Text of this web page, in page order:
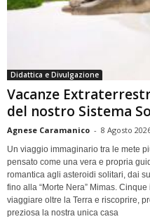
Didattica e Divulgazione
Vacanze
del nostro Sistema
Agnese Caramanico - 8 Agosto
Un viaggio immaginario tra le mete
pensato come una vera e propria
romantica agli asteroidi solitari, dai
fino alla “Morte Nera” Mimas.
viaggiare oltre la Terra e riscoprire,
preziosa la nostra unica casa